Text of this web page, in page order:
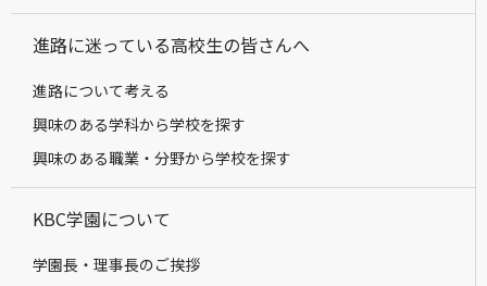
進路に迷っている高校生の皆さんへ
進路について考える
興味のある学科から学校を探す
興味のある職業・分野から学校を探す
KBC学園について
学園長・理事長のご挨拶